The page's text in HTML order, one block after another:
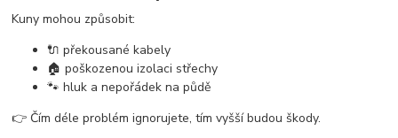
Kuny mohou způsobit:
🔌 překousané kabely
🏠 poškozenou izolaci střechy
🐾 hluk a nepořádek na půdě
👉 Čím déle problém ignorujete, tím vyšší budou škody.